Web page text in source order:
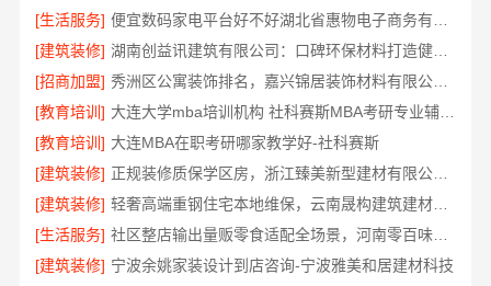
[生活服务]
[建筑装修]
湖南创益讯建筑有限公司：口碑环保材料打造健康家装
[招商加盟]
秀洲区公寓装饰排名，嘉兴锦居装饰材料有限公司口碑如何
[教育培训]
大连大学mba培训机构 社科赛斯MBA考研专业辅导机构
[教育培训] 大连MBA在职考研哪家教学好-社科赛斯
[建筑装修]
正规装修质保学区房，浙江臻美新型建材有限公司安心
[建筑装修]
轻奢高端重钢住宅本地维保，云南晟构建筑建材有限公司贴心服务
[生活服务]
社区整店输出量贩零食适配全场景，河南零百味供应链有限公司
[建筑装修] 宁波余姚家装设计到店咨询-宁波雅美和居建材科技